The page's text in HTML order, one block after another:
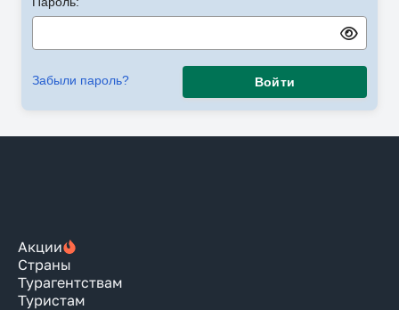
Забыли пароль? Войти
Акции
Страны
Турагентствам
Туристам